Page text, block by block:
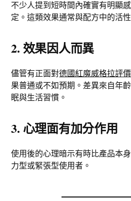
不少人提到短時間內確實有明顯
定。這類效果通常與配方中的活
2. 效果因人而異
儘管有正面對德國紅魔威格拉評價
果普通或不如預期。差異來自年
眠與生活習慣。
3. 心理面有加分作用
使用後的心理暗示有時比產品本
力型或緊張型使用者。